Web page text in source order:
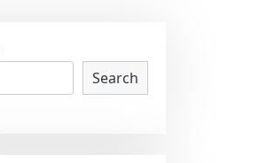
Search